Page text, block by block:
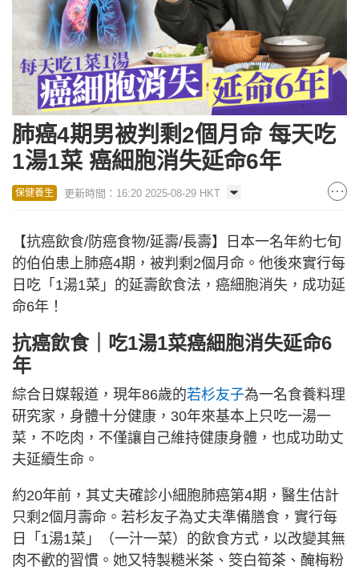
肺癌4期男被判剩2個月命 每天吃
1湯1菜 癌細胞消失延命6年
保健養生 更新時間：16:20 2025-08-29 HKT
【抗癌飲食/防癌食物/延壽/長壽】日本一名年約七旬
的伯伯患上肺癌4期，被判剩2個月命。他後來實行每
日吃「1湯1菜」的延壽飲食法，癌細胞消失，成功延
命6年！
抗癌飲食｜吃1湯1菜癌細胞消失延命6
年
綜合日媒報道，現年86歲的若杉友子為一名食養料理
研究家，身體十分健康，30年來基本上只吃一湯一
菜，不吃肉，不僅讓自己維持健康身體，也成功助丈
夫延續生命。
約20年前，其丈夫確診小細胞肺癌第4期，醫生估計
只剩2個月壽命。若杉友子為丈夫準備膳食，實行每
日「1湯1菜」（一汁一菜）的飲食方式，以改變其無
肉不歡的習慣。她又特製糙米茶、筊白筍茶、醃梅粉